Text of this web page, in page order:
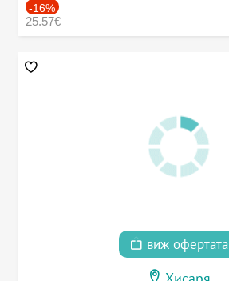
-16%
25.57€
виж офертата